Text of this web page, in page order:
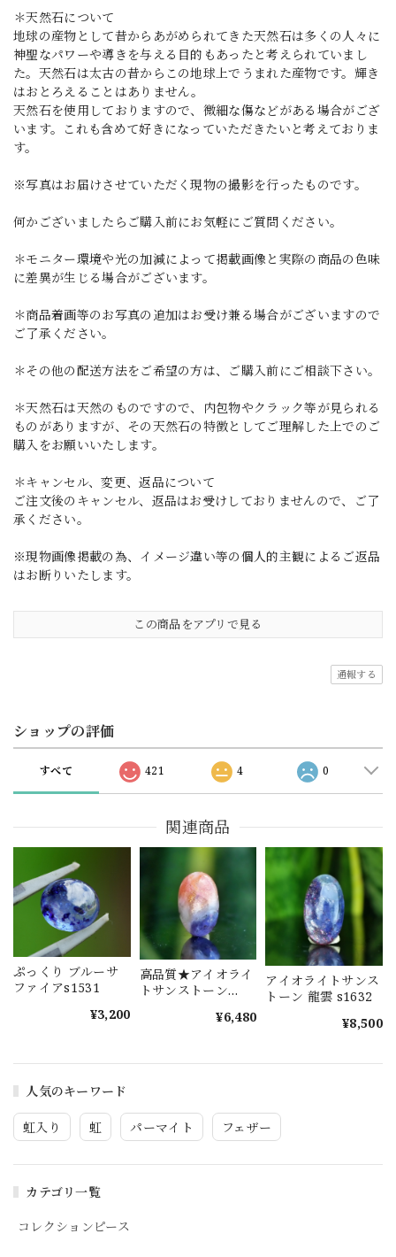
人気のキーワード
虹入り 虹 パーマイト フェザー
カテゴリ一覧
コレクションピース
＊天然石について
地球の産物として昔からあがめられてきた天然石は多くの人々に
神聖なパワーや導きを与える目的もあったと考えられていまし
た。天然石は太古の昔からこの地球上でうまれた産物です。輝き
はおとろえることはありません。
天然石を使用しておりますので、微細な傷などがある場合がござ
います。これも含めて好きになっていただきたいと考えておりま
す。
※写真はお届けさせていただく現物の撮影を行ったものです。
何かございましたらご購入前にお気軽にご質問ください。
＊モニター環境や光の加減によって掲載画像と実際の商品の色味
に差異が生じる場合がございます。
＊商品着画等のお写真の追加はお受け兼る場合がございますので
ご了承ください。
＊その他の配送方法をご希望の方は、ご購入前にご相談下さい。
＊天然石は天然のものですので、内包物やクラック等が見られる
ものがありますが、その天然石の特徴としてご理解した上でのご
購入をお願いいたします。
＊キャンセル、変更、返品について
ご注文後のキャンセル、返品はお受けしておりませんので、ご了
承ください。
※現物画像掲載の為、イメージ違い等の個人的主観によるご返品
はお断りいたします。
この商品をアプリで見る
通報する
ショップの評価
すべて 421 4 0
関連商品
ぷっくり ブルーサ
ファイアs1531
¥3,200
高品質★アイオライ
トサンストーン
¥6,480
アイオライトサンス
トーン 龍雲 s1632
¥8,500